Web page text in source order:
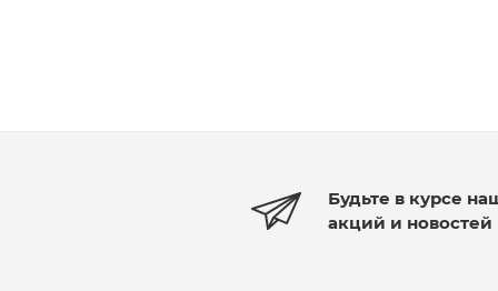
Будьте в курсе
акций и новостей